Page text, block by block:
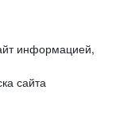
информацией,
сайта